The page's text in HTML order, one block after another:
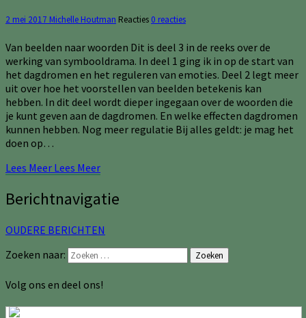
2 mei 2017 Michelle Houtman Reacties 0 reacties
Van beelden naar woorden Dit is deel 3 in de reeks over de
werking van symbooldrama. In deel 1 ging ik in op de start van
het dagdromen en het reguleren van emoties. Deel 2 legt meer
uit over hoe het voorstellen van beelden betekenis kan
hebben. In dit deel wordt dieper ingegaan over de woorden die
je kunt geven aan de dagdromen. En welke effecten dagdromen
kunnen hebben. Nog meer regulatie Bij alles geldt: je mag het
doen op…
Lees Meer Lees Meer
Berichtnavigatie
OUDERE BERICHTEN
Zoeken naar:
Zoeken
Volg ons en deel ons!